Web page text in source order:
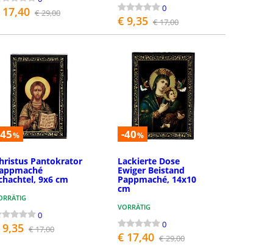
€ 29,00 0
€ 9,35 € 17,00
%
Pantokrator
9x6 cm
0
€ 17,00
-40%
Lackierte Dose
Ewiger Beistand
Pappmaché, 14x10
cm
VORRÄTIG
0
€ 17,40 € 29,00